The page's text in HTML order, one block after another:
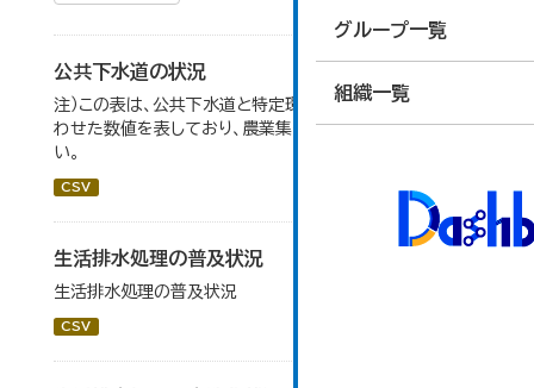
グループ一覧
組織一覧
公共下水道の状況
注）この表は、公共下水道と特定環境保全公共下水道をあ
わせた数値を表しており、農業集落排水は含まれていな
い。
CSV
生活排水処理の普及状況
生活排水処理の普及状況
CSV